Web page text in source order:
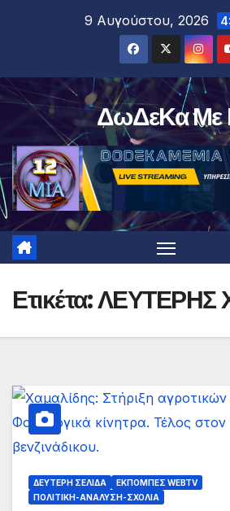
9 Αυγούστου, 2026
ΔωΔεΚα Με
Ετικέτα:ΛΕΥΤΕΡΗΣ
ΔΕΎΤΕΡΗ ΣΕΛΊΔΑ
ΕΚΠΟΜΠΈΣ WEBTV
ΠΟΛΙΤΙΚΉ-ΑΝΆΛΥΣΗ-ΣΧΌΛΙΑ